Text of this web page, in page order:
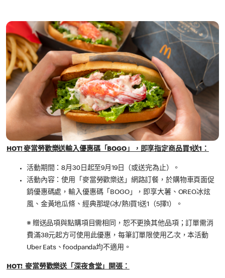
HOT! 麥當勞歡樂送輸入優惠碼「BOGO」，即享指定商品買1送1：
活動期間：8月30日起至9月19日（或送完為止）。
活動內容：使用「麥當勞歡樂送」網路訂餐，於購物車頁面促
銷優惠碼處，輸入優惠碼「BOGO」，即享大薯、OREO冰炫
風、金黃地瓜條、經典那堤(冰/熱)買1送1（5擇1）。
※ 贈送品項與點購項目需相同，恕不更換其他品項；訂單需消
費滿38元起方可使用此優惠，每筆訂單限使用乙次，本活動
Uber Eats、foodpanda均不適用。
HOT! 麥當勞歡樂送「深夜食堂」開張：